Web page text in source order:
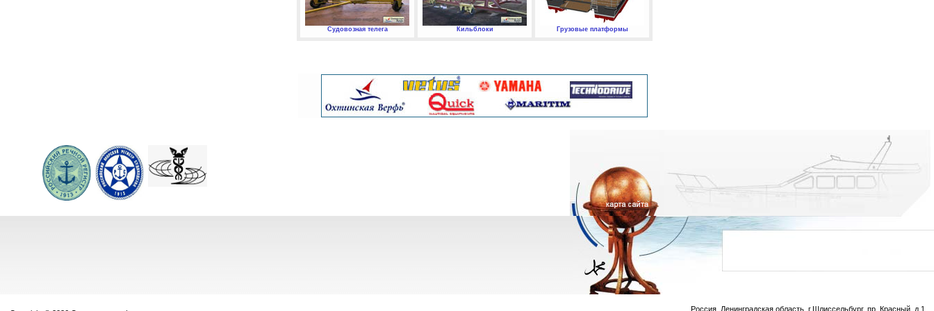
Судовозная телега Кильблоки Грузовые платформы
Россия, Ленинградская область, г.Шлиссельбург, пр. Красный, д.1